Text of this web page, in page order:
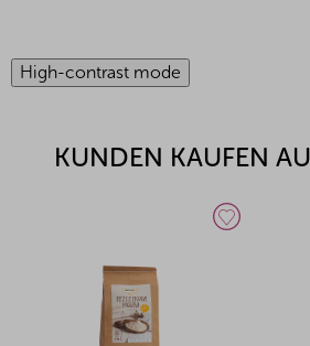
High-contrast mode
KUNDEN KAUFEN